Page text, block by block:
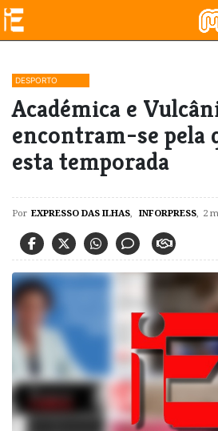
DESPORTO
Académica e
encontram-se pela
esta temporada
Por EXPRESSO DAS ILHAS, INFORPRESS, 2